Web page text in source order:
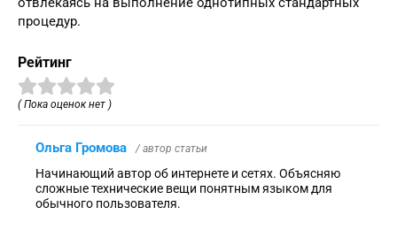
процедур.
Рейтинг
( Пока оценок нет )
Ольга Громова / автор статьи
Начинающий автор об интернете и сетях. Объясняю
сложные технические вещи понятным языком для
обычного пользователя.